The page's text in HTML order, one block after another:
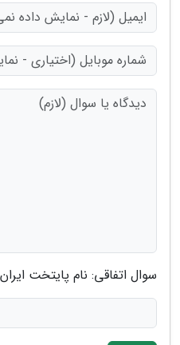
سوال اتفاقی: نام پایتخت